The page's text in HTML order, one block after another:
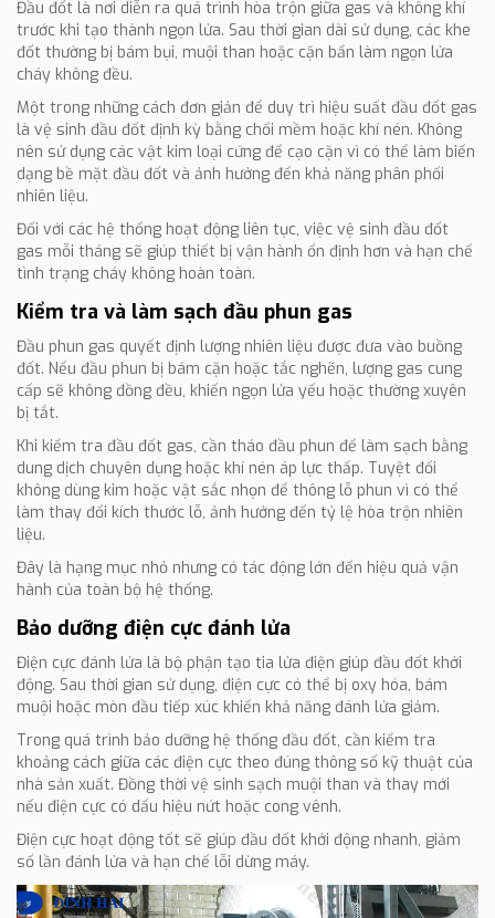
Đầu đốt là nơi diễn ra quá trình hòa trộn giữa gas và không khí
trước khi tạo thành ngọn lửa. Sau thời gian dài sử dụng, các khe
đốt thường bị bám bụi, muội than hoặc cặn bẩn làm ngọn lửa
cháy không đều.
Một trong những cách đơn giản để duy trì hiệu suất đầu đốt gas
là vệ sinh đầu đốt định kỳ bằng chổi mềm hoặc khí nén. Không
nên sử dụng các vật kim loại cứng để cạo cặn vì có thể làm biến
dạng bề mặt đầu đốt và ảnh hưởng đến khả năng phân phối
nhiên liệu.
Đối với các hệ thống hoạt động liên tục, việc vệ sinh đầu đốt
gas mỗi tháng sẽ giúp thiết bị vận hành ổn định hơn và hạn chế
tình trạng cháy không hoàn toàn.
Kiểm tra và làm sạch đầu phun gas
Đầu phun gas quyết định lượng nhiên liệu được đưa vào buồng
đốt. Nếu đầu phun bị bám cặn hoặc tắc nghẽn, lượng gas cung
cấp sẽ không đồng đều, khiến ngọn lửa yếu hoặc thường xuyên
bị tắt.
Khi kiểm tra đầu đốt gas, cần tháo đầu phun để làm sạch bằng
dung dịch chuyên dụng hoặc khí nén áp lực thấp. Tuyệt đối
không dùng kim hoặc vật sắc nhọn để thông lỗ phun vì có thể
làm thay đổi kích thước lỗ, ảnh hưởng đến tỷ lệ hòa trộn nhiên
liệu.
Đây là hạng mục nhỏ nhưng có tác động lớn đến hiệu quả vận
hành của toàn bộ hệ thống.
Bảo dưỡng điện cực đánh lửa
Điện cực đánh lửa là bộ phận tạo tia lửa điện giúp đầu đốt khởi
động. Sau thời gian sử dụng, điện cực có thể bị oxy hóa, bám
muội hoặc mòn đầu tiếp xúc khiến khả năng đánh lửa giảm.
Trong quá trình bảo dưỡng hệ thống đầu đốt, cần kiểm tra
khoảng cách giữa các điện cực theo đúng thông số kỹ thuật của
nhà sản xuất. Đồng thời vệ sinh sạch muội than và thay mới
nếu điện cực có dấu hiệu nứt hoặc cong vênh.
Điện cực hoạt động tốt sẽ giúp đầu đốt khởi động nhanh, giảm
số lần đánh lửa và hạn chế lỗi dừng máy.